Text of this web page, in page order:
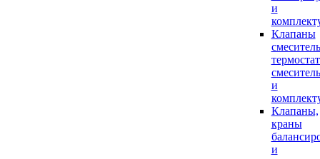
и
Клапаны
и
Клапаны,
краны
и